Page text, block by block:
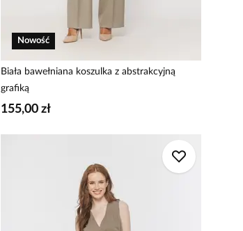
Nowość
Biała bawełniana koszulka z abstrakcyjną
grafiką
155,00 zł